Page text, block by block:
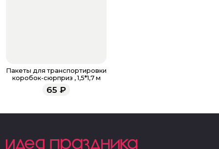
Пакеты для транспортировки
коробок-сюрприз , 1,5*1,7 м
65 ₽